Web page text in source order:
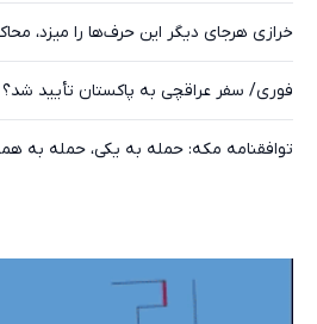
خرازی هرجای دیگر این حرف‌ها را میزد،
فوری/ سفر عراقچی به پاکستان تأیید شد؟
توافقنامه مکه: حمله به یکی، حمله به